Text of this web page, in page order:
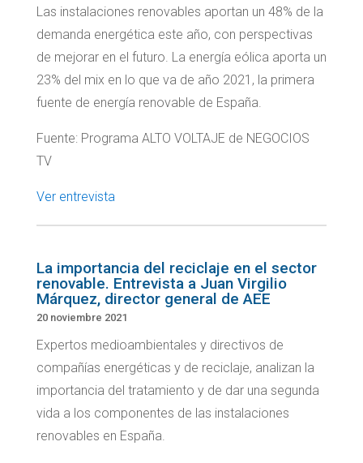
Las instalaciones renovables aportan un 48% de la
demanda energética este año, con perspectivas
de mejorar en el futuro. La energía eólica aporta un
23% del mix en lo que va de año 2021, la primera
fuente de energía renovable de España.
Fuente: Programa ALTO VOLTAJE de NEGOCIOS
TV
Ver entrevista
La importancia del reciclaje en el sector
renovable. Entrevista a Juan Virgilio
Márquez, director general de AEE
20 noviembre 2021
Expertos medioambientales y directivos de
compañías energéticas y de reciclaje, analizan la
importancia del tratamiento y de dar una segunda
vida a los componentes de las instalaciones
renovables en España.